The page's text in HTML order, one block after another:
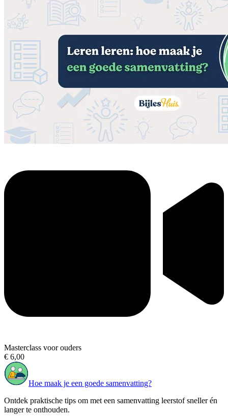
Masterclass voor ouders
€ 6,00
Hoe maak je een goede samenvatting?
Ontdek praktische tips om met een samenvatting leerstof sneller én
langer te onthouden.